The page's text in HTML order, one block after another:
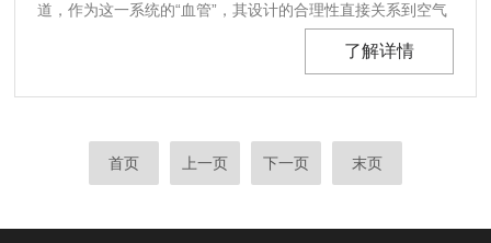
道，作为这一系统的“血管”，其设计的合理性直接关系到空气
品质、能源消耗乃至建筑的整体性能。它并非简单的风管铺
践的综合艺术，是保障建筑健康、高效运行的隐形基石。......
了解详情
首页 上一页 下一页 末页